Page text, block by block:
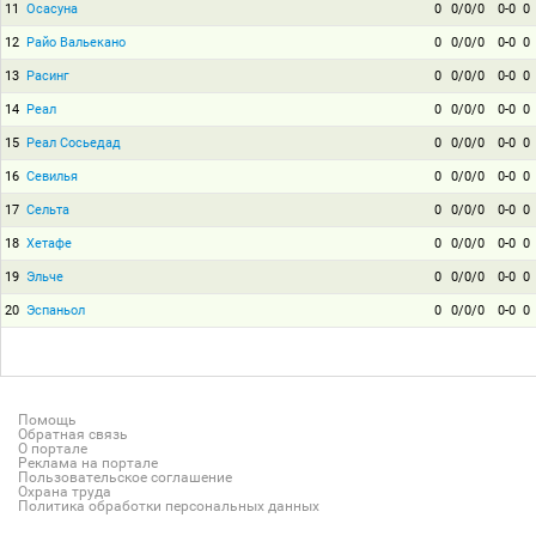
11 Осасуна 0 0/0/0 0-0 0
12 Райо Вальекано 0 0/0/0 0-0 0
13 Расинг 0 0/0/0 0-0 0
14 Реал 0 0/0/0 0-0 0
15 Реал Сосьедад 0 0/0/0 0-0 0
16 Севилья 0 0/0/0 0-0 0
17 Сельта 0 0/0/0 0-0 0
18 Хетафе 0 0/0/0 0-0 0
19 Эльче 0 0/0/0 0-0 0
20 Эспаньол 0 0/0/0 0-0 0
Помощь
Обратная связь
О портале
Реклама на портале
Пользовательское соглашение
Охрана труда
Политика обработки персональных данных